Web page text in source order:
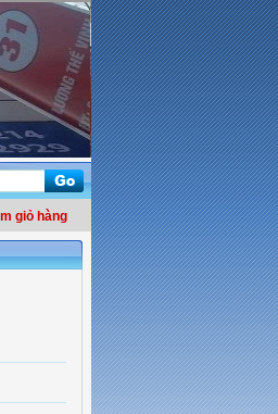
TỬ MÁY TÍNH - THIẾT BỊ VĂN PHÒNG -
giỏ hàng